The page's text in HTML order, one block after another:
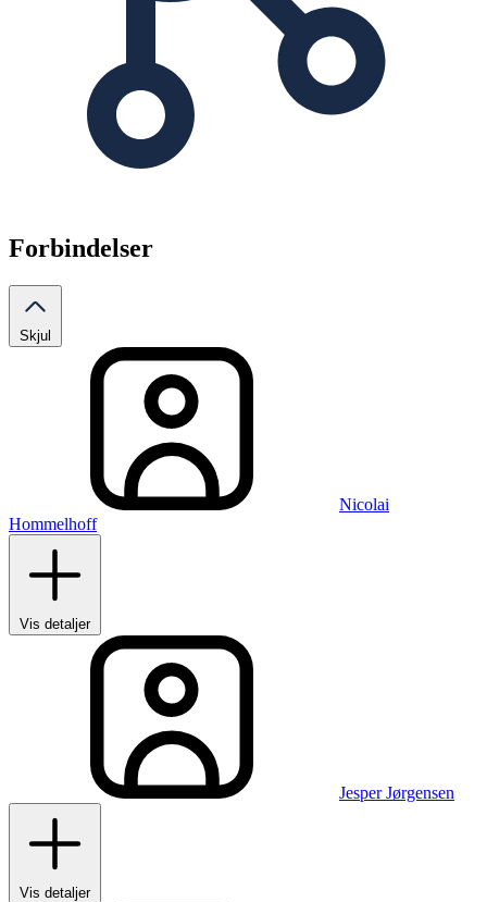
Forbindelser
Skjul
Nicolai
Hommelhoff
Vis detaljer
Jesper Jørgensen
Vis detaljer